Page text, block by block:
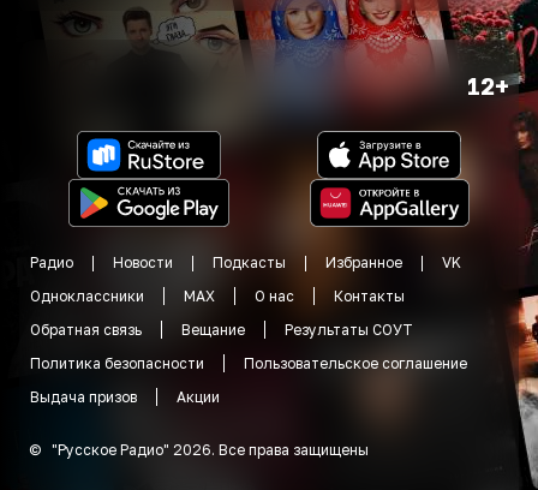
12+
Радио Новости Подкасты Избранное
VK
Одноклассники
MAX О нас
Контакты
Обратная связь
Вещание
Результаты СОУТ
Политика безопасности
Пользовательское соглашение
Выдача призов
Акции
© "Русское Радио" 2026. Все права защищены